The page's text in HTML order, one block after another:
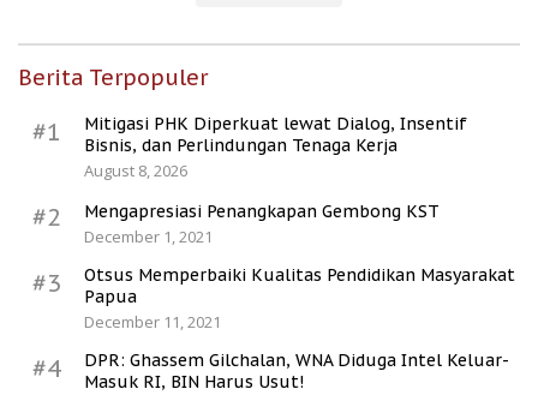
Berita Terpopuler
#1
Mitigasi PHK Diperkuat lewat Dialog, Insentif
Bisnis, dan Perlindungan Tenaga Kerja
August 8, 2026
#2
Mengapresiasi Penangkapan Gembong KST
December 1, 2021
#3
Otsus Memperbaiki Kualitas Pendidikan Masyarakat
Papua
December 11, 2021
#4
DPR: Ghassem Gilchalan, WNA Diduga Intel Keluar-
Masuk RI, BIN Harus Usut!